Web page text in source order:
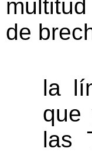
de
la
que
las